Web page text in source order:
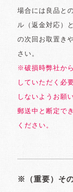
場合には良品と
ル（返金対応）
の次回お取置き
さい。
※破損時弊社か
していただく必
しないようお願
郵送中と断定で
ください。
※（重要）そ